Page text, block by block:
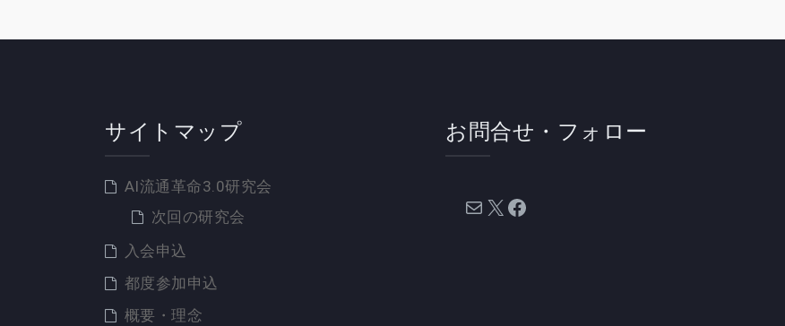
ョ
ン
サイトマップ
AI流通革命3.0研究会
次回の研究会
入会申込
都度参加申込
概要・理念
お問合せ・フォロー
メール X Facebook